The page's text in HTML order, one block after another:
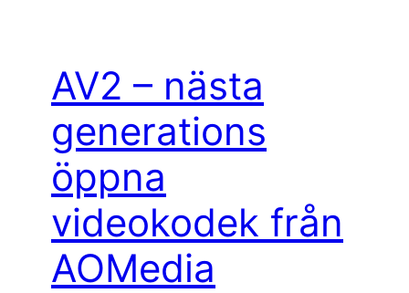
AV2 – nästa
generations
öppna
videokodek från
AOMedia